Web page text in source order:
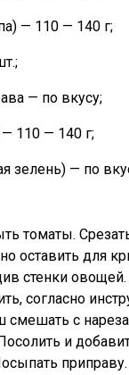
— 110 — 140 г;
— по вкусу;
110 — 140 г;
зелень) — по
томаты.
оставить для
стенки овощей.
согласно
смешать с
и